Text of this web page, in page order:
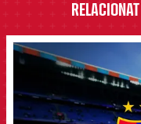
RELACIONAT